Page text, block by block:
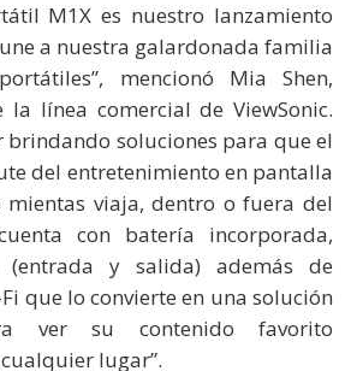
M1X es nuestro lanzamiento
a nuestra galardonada familia
mencionó Mia Shen,
la línea comercial de ViewSonic.
brindando soluciones para que el
del entretenimiento en pantalla
mientas viaja, dentro o fuera del
con batería incorporada,
(entrada y salida) además de
que lo convierte en una solución
ver su contenido favorito
lugar”.